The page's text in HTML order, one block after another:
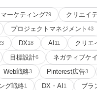
マーケティング79 クリエイ
プロジェクトマネジメント 43
DX18 AI11 クリエ
目標設計6 ネガティブケ
Web戦略3 Pinterest広告3
グ戦略1 DX・AI1 ブラ